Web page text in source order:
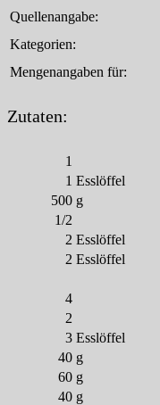
Quellenangabe:
Kategorien:
Mengenangaben für:
Zutaten:
1
1 Esslöffel
500 g
1/2
2 Esslöffel
2 Esslöffel
4
2
3 Esslöffel
40 g
60 g
40 g